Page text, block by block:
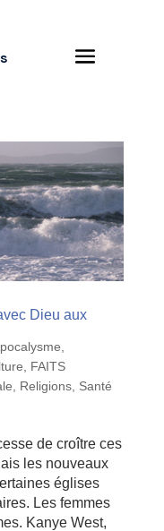
Dieu aux
FAITS
Religions, Santé
de croître ces
les nouveaux
églises
Les femmes
Kanye West,